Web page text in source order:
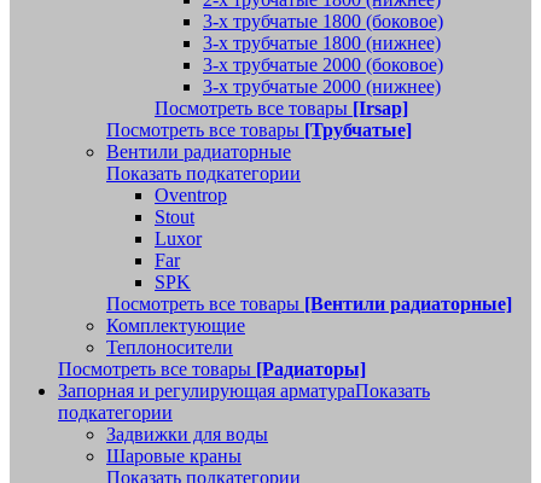
3-х трубчатые 1800 (боковое)
3-х трубчатые 1800 (нижнее)
3-х трубчатые 2000 (боковое)
3-х трубчатые 2000 (нижнее)
Посмотреть все товары [Irsap]
Посмотреть все товары [Трубчатые]
Вентили радиаторные
Показать подкатегории
Oventrop
Stout
Luxor
Far
SPK
Посмотреть все товары [Вентили радиаторные]
Комплектующие
Теплоносители
Посмотреть все товары [Радиаторы]
Запорная и регулирующая арматураПоказать
подкатегории
Задвижки для воды
Шаровые краны
Показать подкатегории